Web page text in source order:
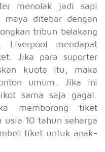
menolak jadi sapi
maya ditebar dengan
tribun belakang
mendapat
Jika para suporter
kuota itu, maka
umum. Jika ini
sama saja gagal.
memborong tiket
usia 10 tahun seharga
tiket untuk anak-